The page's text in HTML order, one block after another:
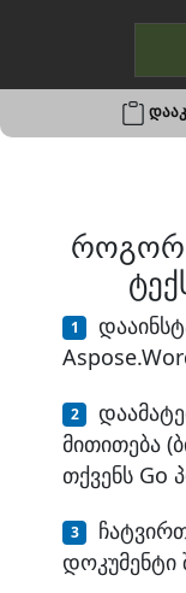
როგორ
მითითება
თქვენს Go